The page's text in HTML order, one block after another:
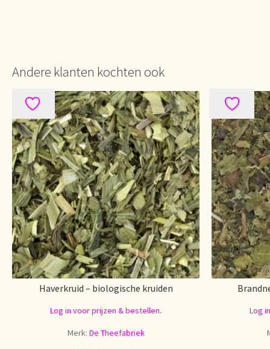
Andere klanten kochten ook
Haverkruid – biologische kruiden
Log in voor prijzen & bestellen.
Merk: De Theefabriek
Log